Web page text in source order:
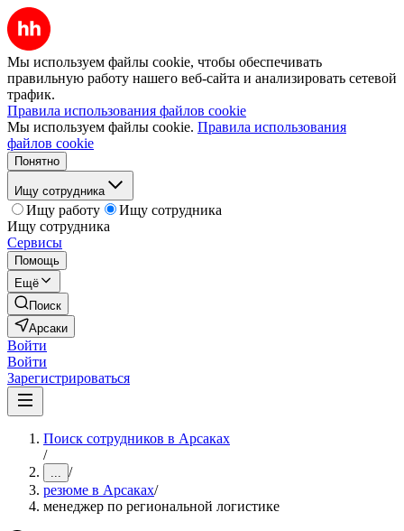
Мы используем файлы cookie, чтобы обеспечивать
правильную работу нашего веб-сайта и анализировать сетевой
трафик.
Правила использования файлов cookie
Мы используем файлы cookie. Правила использования
файлов cookie
Понятно
Ищу сотрудника
Ищу работу
Ищу сотрудника
Ищу сотрудника
Сервисы
Помощь
Ещё
Поиск
Арсаки
Войти
Войти
Зарегистрироваться
Поиск сотрудников в Арсаках
/
... /
резюме в Арсаках/
менеджер по региональной логистике